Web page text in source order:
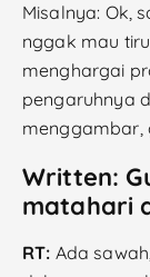
Misalnya: Ok,
nggak mau
menghargai
pengaruhnya
Written:
matahari
RT: Ada